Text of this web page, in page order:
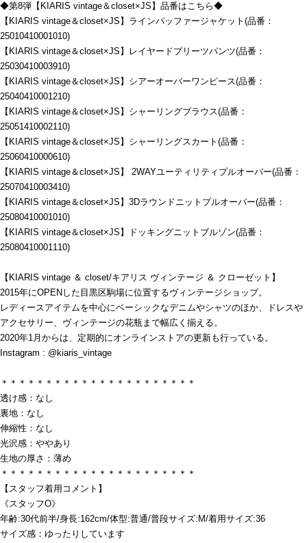
◆第8弾【KIARIS vintage＆closet×JS】品番はこちら◆
【KIARIS vintage＆closet×JS】ラインパッファージャケット(品番：
25010410001010)
【KIARIS vintage＆closet×JS】レイヤードプリーツパンツ(品番：
25030410003910)
【KIARIS vintage＆closet×JS】シアーオーバーワンピース(品番：
25040410001210)
【KIARIS vintage＆closet×JS】シャーリングブラウス(品番：
25051410002110)
【KIARIS vintage＆closet×JS】シャーリングスカート(品番：
25060410000610)
【KIARIS vintage＆closet×JS】 2WAYユーティリティプルオーバー(品番：
25070410003410)
【KIARIS vintage＆closet×JS】3Dラウンドニットプルオーバー(品番：
25080410001010)
【KIARIS vintage＆closet×JS】ドッキングニットブルゾン(品番：
25080410001110)
【KIARIS vintage ＆ closet/キアリス ヴィンテージ ＆ クローゼット】
2015年にOPENした目黒区駒場に位置するヴィンテージショップ。
レディースアイテムを中心にベーシックなデニムやシャツのほか、ドレスや
アクセサリー、ヴィンテージの花瓶まで幅広く揃える。
2020年1月からは、定期的にオンラインストアの更新も行っている。
Instagram : @kiaris_vintage
＊＊＊＊＊＊＊＊＊＊＊＊＊＊＊＊＊＊＊＊＊＊
透け感：なし
裏地：なし
伸縮性：なし
光沢感：ややあり
生地の厚さ：薄め
＊＊＊＊＊＊＊＊＊＊＊＊＊＊＊＊＊＊＊＊＊＊
【スタッフ着用コメント】
《スタッフO》
年齢:30代前半/身長:162cm/体型:普通/普段サイズ:M/着用サイズ:36
サイズ感：ゆったりしています